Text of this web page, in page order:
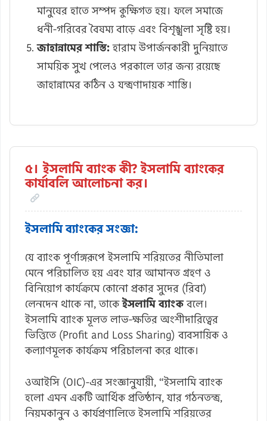
মানুষের হাতে সম্পদ কুক্ষিগত হয়। ফলে সমাজে
ধনী-গরিবের বৈষম্য বাড়ে এবং বিশৃঙ্খলা সৃষ্টি হয়।
জাহান্নামের শাস্তি:হারাম উপার্জনকারী দুনিয়াতে
সাময়িক সুখ পেলেও পরকালে তার জন্য রয়েছে
জাহান্নামের কঠিন ও যন্ত্রণাদায়ক শাস্তি।
৫। ইসলামি ব্যাংক কী? ইসলামি ব্যাংকের
কার্যাবলি আলোচনা কর।
ইসলামি ব্যাংকের সংজ্ঞা:
যে ব্যাংক পূর্ণাঙ্গরূপে ইসলামি শরিয়তের নীতিমালা
মেনে পরিচালিত হয় এবং যার আমানত গ্রহণ ও
বিনিয়োগ কার্যক্রমে কোনো প্রকার সুদের (রিবা)
লেনদেন থাকে না, তাকেইসলামি ব্যাংকবলে।
ইসলামি ব্যাংক মূলত লাভ-ক্ষতির অংশীদারিত্বের
ভিত্তিতে (Profit and Loss Sharing) ব্যবসায়িক ও
কল্যাণমূলক কার্যক্রম পরিচালনা করে থাকে।
ওআইসি (OIC)-এর সংজ্ঞানুযায়ী, “ইসলামি ব্যাংক
হলো এমন একটি আর্থিক প্রতিষ্ঠান, যার গঠনতন্ত্র,
নিয়মকানুন ও কার্যপ্রণালিতে ইসলামি শরিয়তের